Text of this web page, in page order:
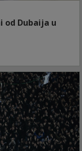
od Dubaija u